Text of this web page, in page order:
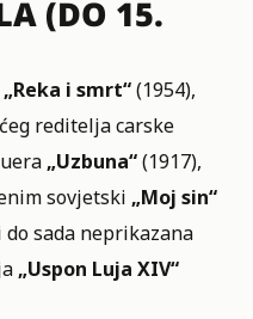
(DO 15.
„Reka i smrt“(1954),
reditelja carske
„Uzbuna“(1917),
sovjetski „Moj sin“
do sada neprikazana
„Uspon Luja XIV“